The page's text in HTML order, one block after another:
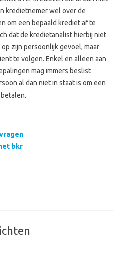
kredietnemer wel over de
om een bepaald krediet af te
dat de kredietanalist hierbij niet
zijn persoonlijk gevoel, maar
te volgen. Enkel en alleen aan
mag immers beslist
al dan niet in staat is om een
bkr